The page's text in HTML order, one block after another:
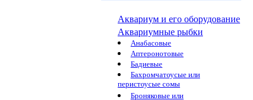
Аквариум и его оборудование
Аквариумные рыбки
Анабасовые
Аптеронотовые
Бадиевые
Бахромчатоусые или
перистоусые сомы
Броняковые или